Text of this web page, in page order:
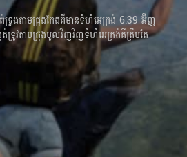
ទ្រូងតាមជ្រុងកែងគឺមានទំហំអេក្រង់ 6.39 អ៊ីញ
ត់ទ្រូវតាមជ្រុងមូលវិញវិញទំហំអេក្រង់គឺត្រឹមតែ